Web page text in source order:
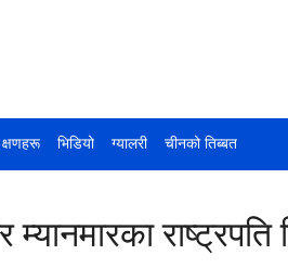
क्षणहरू भिडियो ग्यालरी चीनको तिब्बत